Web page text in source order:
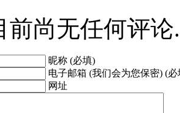
前尚无任何评论.
昵称 (必填)
电子邮箱 (我们会为您保密) (必
网址